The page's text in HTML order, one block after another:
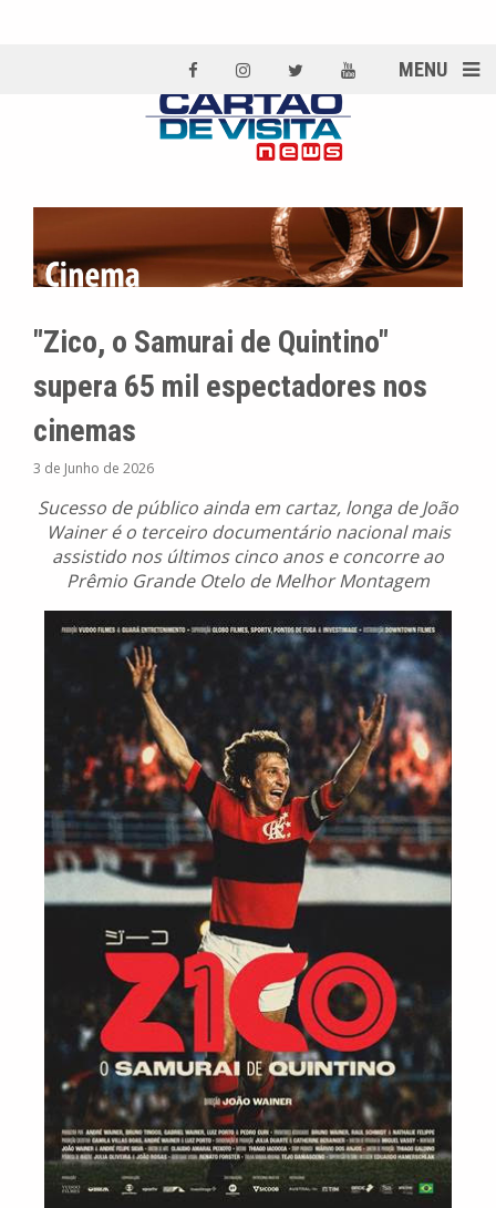
MENU
"Zico, o Samurai de Quintino"
supera 65 mil espectadores nos
cinemas
3 de Junho de 2026
Sucesso de público ainda em cartaz, longa de João
Wainer é o terceiro documentário nacional mais
assistido nos últimos cinco anos e concorre ao
Prêmio Grande Otelo de Melhor Montagem